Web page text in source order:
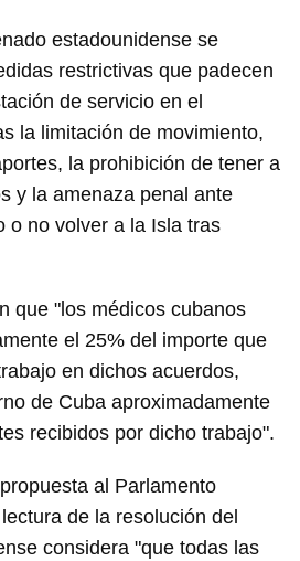
estadounidense se
restrictivas que padecen
de servicio en el
la limitación de movimiento,
la prohibición de tener a
y la amenaza penal ante
o no volver a la Isla tras
que "los médicos cubanos
el 25% del importe que
en dichos acuerdos,
de Cuba aproximadamente
recibidos por dicho trabajo".
al Parlamento
de la resolución del
considera "que todas las